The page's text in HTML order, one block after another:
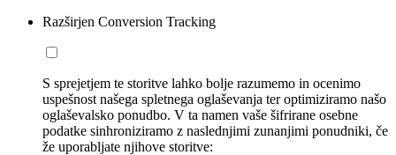
Razširjen Conversion Tracking
S sprejetjem te storitve lahko bolje razumemo in ocenimo
uspešnost našega spletnega oglaševanja ter optimiziramo našo
oglaševalsko ponudbo. V ta namen vaše šifrirane osebne
podatke sinhroniziramo z naslednjimi zunanjimi ponudniki, če
že uporabljate njihove storitve: